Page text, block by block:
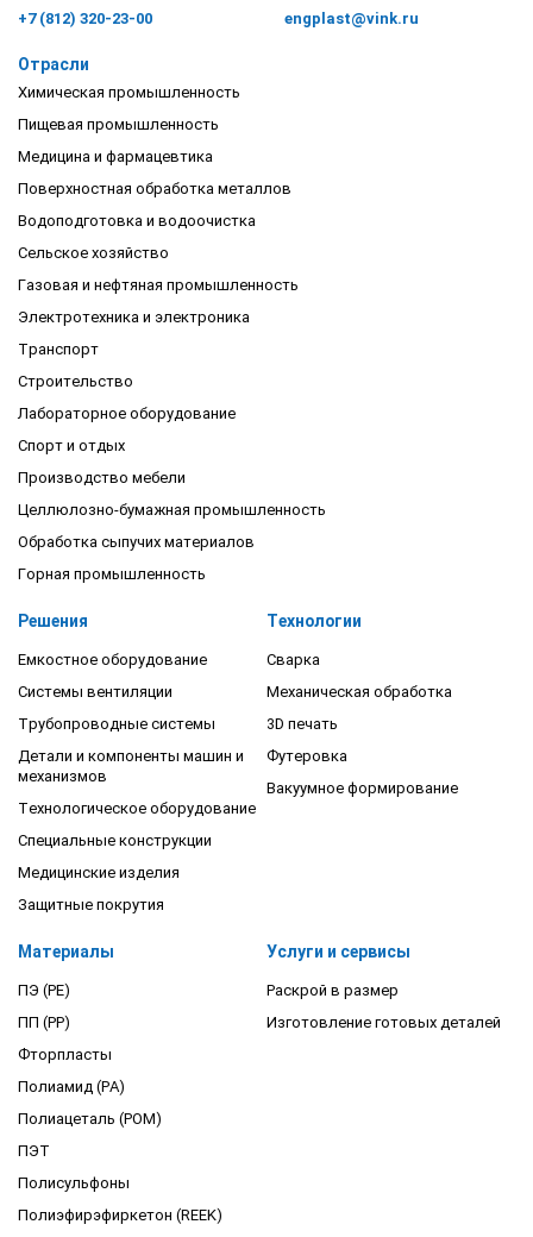
+7 (812) 320-23-00
engplast@vink.ru
Отрасли
Химическая промышленность
Пищевая промышленность
Медицина и фармацевтика
Поверхностная обработка металлов
Водоподготовка и водоочистка
Сельское хозяйство
Газовая и нефтяная промышленность
Электротехника и электроника
Транспорт
Строительство
Лабораторное оборудование
Спорт и отдых
Производство мебели
Целлюлозно-бумажная промышленность
Обработка сыпучих материалов
Горная промышленность
Решения
Емкостное оборудование
Системы вентиляции
Трубопроводные системы
Детали и компоненты машин и
механизмов
Технологическое оборудование
Специальные конструкции
Медицинские изделия
Защитные покрутия
Технологии
Сварка
Механическая обработка
3D печать
Футеровка
Вакуумное формирование
Материалы
ПЭ (PE)
ПП (PP)
Фторпласты
Полиамид (PA)
Полиацеталь (POM)
ПЭТ
Полисульфоны
Полиэфирэфиркетон (REEK)
Услуги и сервисы
Раскрой в размер
Изготовление готовых деталей